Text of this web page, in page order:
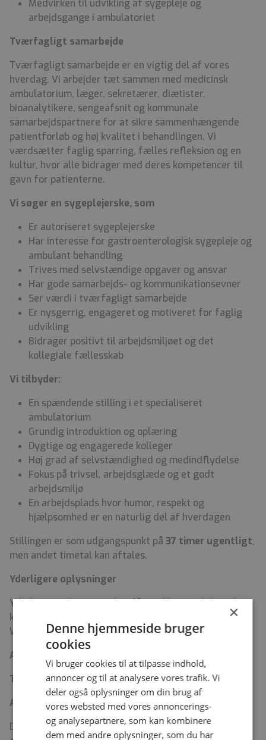
Medvirken til udvikling af sygepleje og
arbejdsgange i ambulatoriet
Tværfagligt samarbejde
Tværfagligt samarbejde er en vigtig del af vores
hverdag. Vi arbejder tæt sammen med medicinsk
ambulatorium, læger, sekretærer, diætister,
bioanalytikere, sengeafsnit og kommunale
samarbejdspartnere for at sikre sammenhængende
patientforløb og høj kvalitet i behandlingen. Vi
værdsætter faglig sparring, fælles refleksion og en
kultur, hvor alle bidrager med deres kompetencer til
gavn for patienterne.
Vi søger en sygeplejerske, som
Er autoriseret sygeplejerske
Har interesse for gastroenterologisk sygepleje og
ambulant behandling
Trives med selvstændige opgaver og ansvar
Har gode samarbejds- og kommunikationsevner
Ser værdi i tværfagligt samarbejde
Er nysgerrig, engageret og motiveret for faglig
udvikling
Bidrager positivt til arbejdsmiljøet og det
kollegiale fællesskab
Vi tilbyder:
En spændende stilling i et specialiseret
ambulatorium
Grundig introduktion og oplæring
Dygtige og engagerede kolleger
Høj grad af selvstændighed og medindflydelse
Fokus på trivsel, arbejdsglæde og et godt
arbejdsmiljø
En arbejdsplads hvor humor, respekt og
hjælpsomhed er en naturlig del af hverdagen
Stillingen er som udgangspunkt på 37 timer ugentligt,
men andet timetal kan aftales.
Yderligere oplysninger
Yderligere oplysninger kan fås ved henvendelse til
konstitueret oversygeplejerske Marianne Norrild
Warming på telefon 2112 73 77.
Ansøgning
Tiltrædelse:1. september 2026
Ansøgningsfrist:25. juni 2026
Der afholdes ansættelsessamtaler løbende, så send
×
Denne hjemmeside bruger
cookies
Vi bruger cookies til at tilpasse indhold,
annoncer og til at analysere vores trafik. Vi
deler også oplysninger om din brug af
vores websted med vores annoncerings-
og analysepartnere, som kan kombinere
dem med andre oplysninger, som du har